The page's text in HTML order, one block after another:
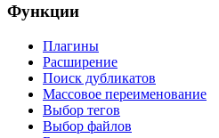
Функции
Плагины
Расширение
Поиск дубликатов
Массовое переименование
Выбор тегов
Выбор файлов